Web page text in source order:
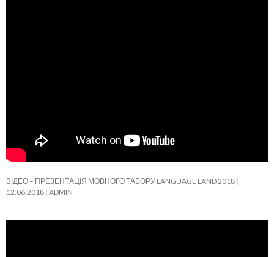
ВІДЕО – ПРЕЗЕНТАЦІЯ МОВНОГО ТАБОРУ LANGUAGE LAND 2018
12.06.2018 ADMIN